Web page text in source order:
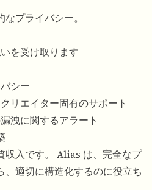
プライバシー。
を受け取ります
シー
リエイター固有のサポート
洩に関するアラート
収入です。 Alias は、完全なプ
、適切に構造化するのに役立ち